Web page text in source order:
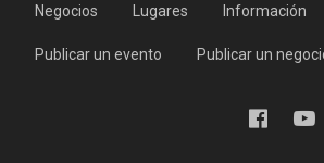
Negocios Lugares Información
Publicar un evento Publicar un